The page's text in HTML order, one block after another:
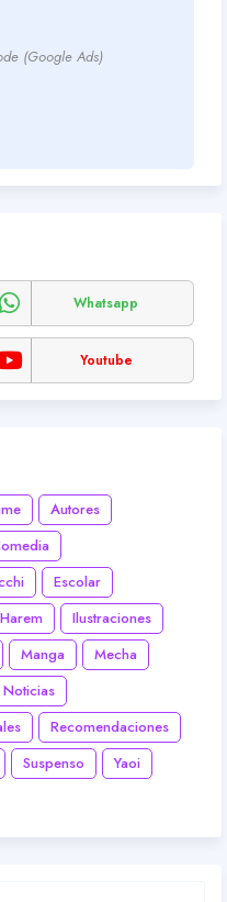
(Google Ads)
Whatsapp
Youtube
Autores
Escolar
Harem
Ilustraciones
Manga
Mecha
Noticias
Recomendaciones
Suspenso
Yaoi